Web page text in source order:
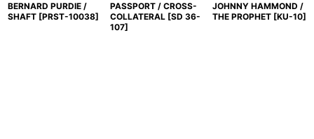
BERNARD PURDIE /
SHAFT [PRST-10038]
PASSPORT / CROSS-
COLLATERAL [SD 36-
107]
JOHNNY HAMMOND /
THE PROPHET [KU-10]